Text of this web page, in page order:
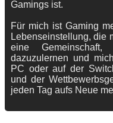
Gamings ist.
Für mich ist Gaming
Lebenseinstellung, die
eine
dazuzulernen und
PC oder auf der
und der
jeden Tag aufs Neue